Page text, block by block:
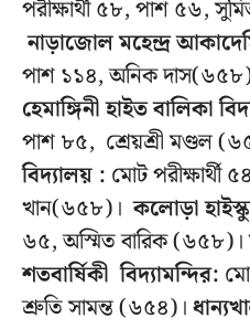
পরীক্ষার্থী ৫৮, পাশ ৫৬,
নাড়াজোল মহেন্দ্র
পাশ ১১৪, অনিক
হেমাঙ্গিনী হাইত বালিকা
পাশ ৮৫, শ্রেয়শ্রী মণ্ডল
বিদ্যালয় : মোট পরীক্ষার্থী
খান(৬৫৮)।কলোড়া
৬৫, অস্মিত বারিক (৬৫৮)।
শতবার্ষিকী বিদ্যামন্দির:
শ্রুতি সামন্ত (৬৫৪)।